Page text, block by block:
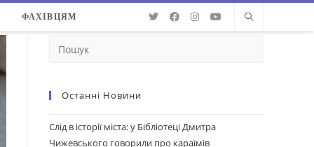
ФАХІВЦЯМ
Останні Новини
Слід в історії міста: у Бібліотеці Дмитра
Чижевського говорили про караїмів